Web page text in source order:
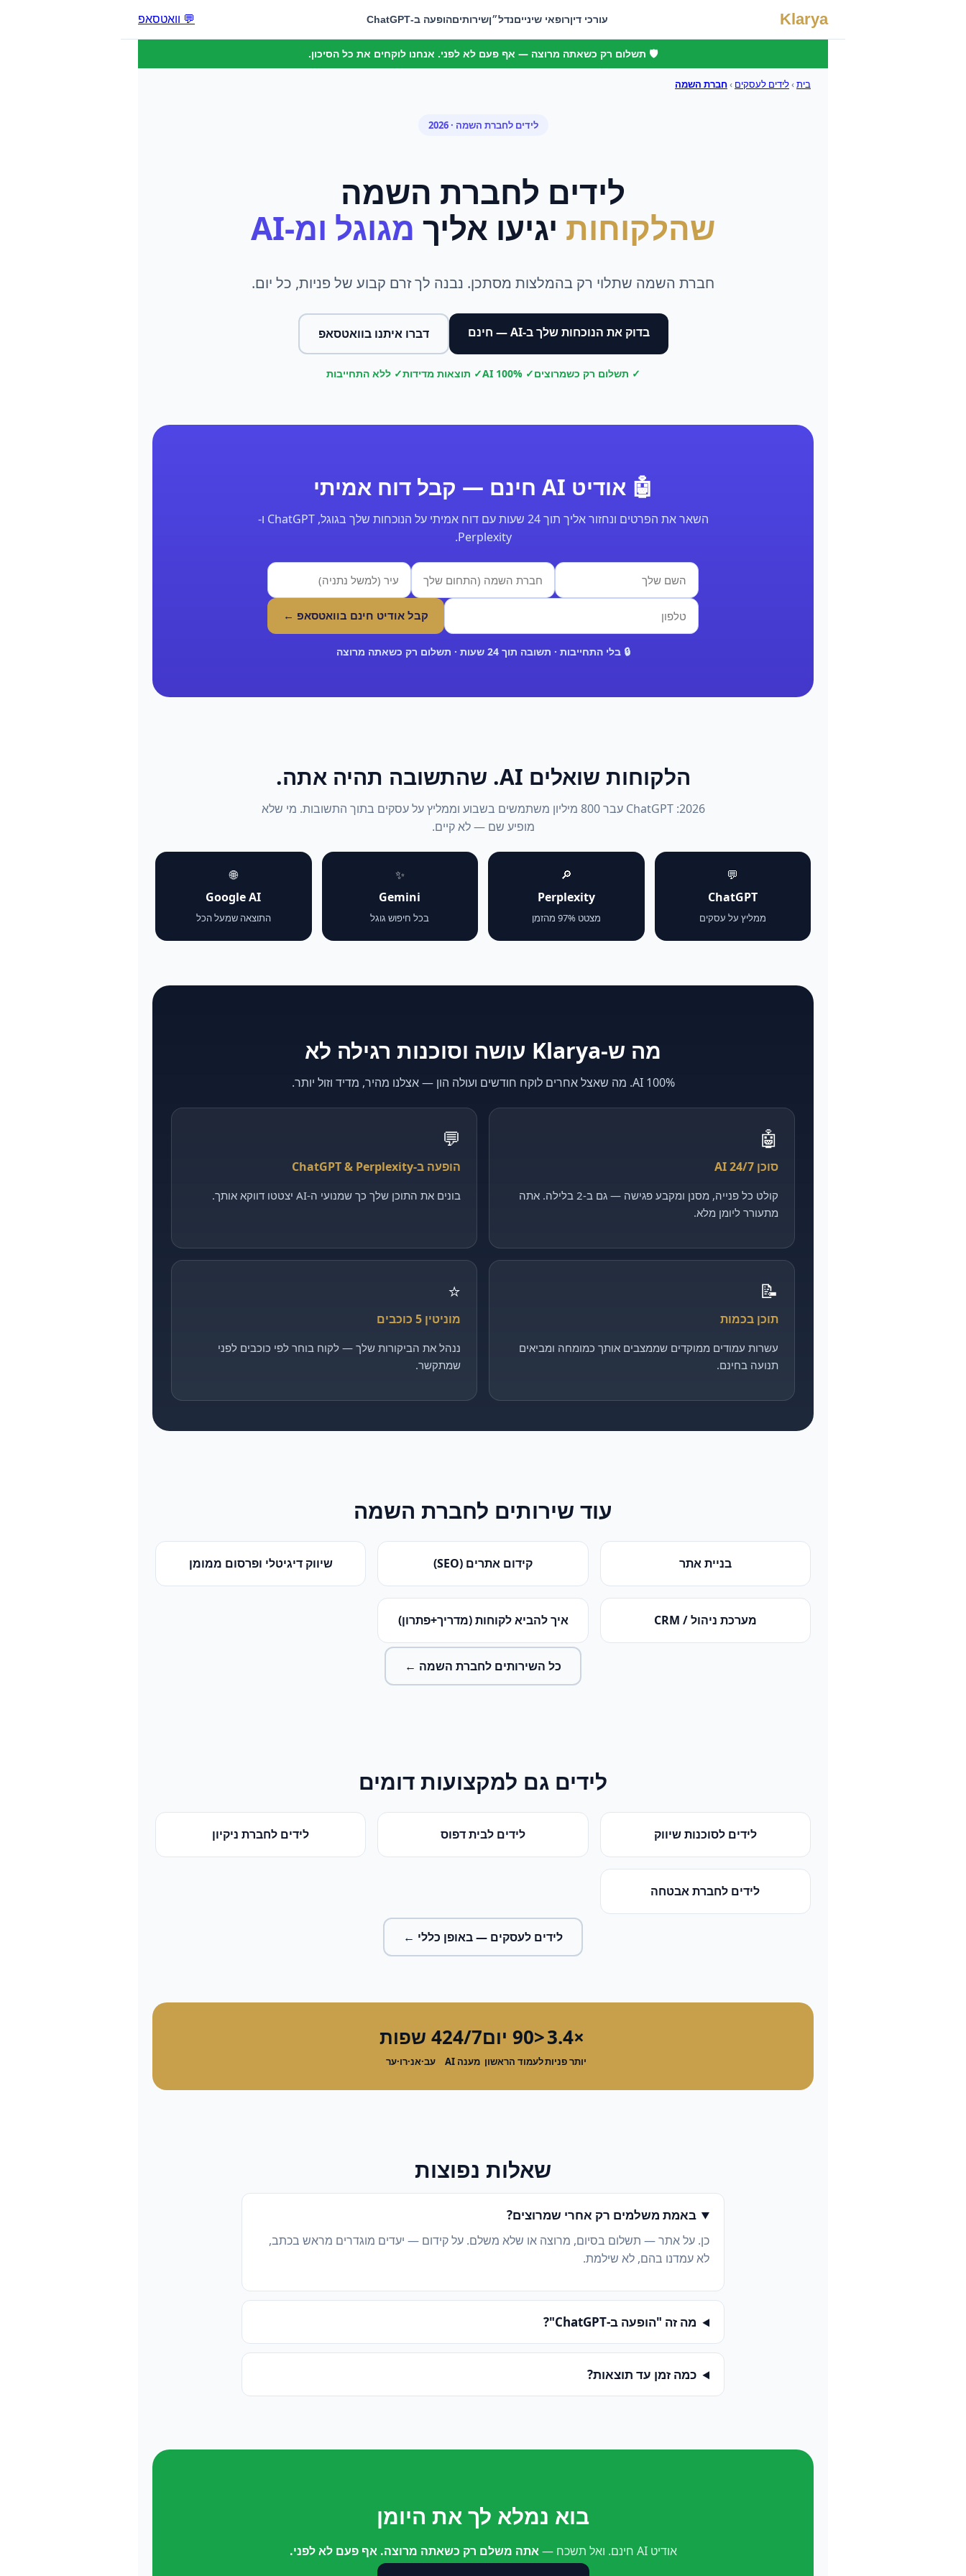
Klarya עורכי דיןרופאי שינייםנדל״ןשירותיםהופעה ב-ChatGPT 💬 וואטסאפ
🛡️ תשלום רק כשאתה מרוצה — אף פעם לא לפני. אנחנו לוקחים את כל הסיכון.
בית›לידים לעסקים › חברת השמה
לידים לחברת השמה · 2026
לידים לחברת השמה
שהלקוחות יגיעו אליך מגוגל ומ-AI
חברת השמה שתלוי רק בהמלצות מסתכן. נבנה לך זרם קבוע של פניות, כל יום.
בדוק את הנוכחות שלך ב-AI — חינם דברו איתנו בוואטסאפ
✓ תשלום רק כשמרוצים✓ 100% AI ✓ תוצאות מדידות✓ ללא התחייבות
🤖 אודיט AI חינם — קבל דוח אמיתי
השאר את הפרטים ונחזור אליך תוך 24 שעות עם דוח אמיתי על הנוכחות שלך בגוגל, ChatGPT ו-
Perplexity.
קבל אודיט חינם בוואטסאפ ←
🔒 בלי התחייבות · תשובה תוך 24 שעות · תשלום רק כשאתה מרוצה
הלקוחות שואלים AI. שהתשובה תהיה אתה.
2026: ChatGPT עבר 800 מיליון משתמשים בשבוע וממליץ על עסקים בתוך התשובות. מי שלא
מופיע שם — לא קיים.
💬
ChatGPT
ממליץ על עסקים
🔎
Perplexity
מצטט 97% מהזמן
✨
Gemini
בכל חיפוש גוגל
🌐
Google AI
התוצאה שמעל הכל
מה ש-Klarya עושה וסוכנות רגילה לא
100% AI. מה שאצל אחרים לוקח חודשים ועולה הון — אצלנו מהיר, מדיד וזול יותר.
🤖
סוכן AI 24/7
קולט כל פנייה, מסנן ומקבע פגישה — גם ב-2 בלילה. אתה
מתעורר ליומן מלא.
💬
הופעה ב-ChatGPT & Perplexity
בונים את התוכן שלך כך שמנועי ה-AI יצטטו דווקא אותך.
📝
תוכן בכמות
עשרות עמודים ממוקדים שממצבים אותך כמומחה ומביאים
תנועה בחינם.
⭐
מוניטין 5 כוכבים
ננהל את הביקורות שלך — לקוח בוחר לפי כוכבים לפני
שמתקשר.
עוד שירותים לחברת השמה
בניית אתר קידום אתרים (SEO) שיווק דיגיטלי ופרסום ממומן
מערכת ניהול / CRM איך להביא לקוחות (מדריך+פתרון)
כל השירותים לחברת השמה ←
לידים גם למקצועות דומים
לידים לסוכנות שיווק לידים לבית דפוס לידים לחברת ניקיון
לידים לחברת אבטחה
לידים לעסקים — באופן כללי ←
×3.4
יותר פניות
<90 יום
לעמוד הראשון
24/7
מענה AI
4 שפות
עב·אנ·רו·ער
שאלות נפוצות
באמת משלמים רק אחרי שמרוצים?
כן. על אתר — תשלום בסיום, מרוצה או שלא משלם. על קידום — יעדים מוגדרים מראש בכתב,
לא עמדנו בהם, לא שילמת.
מה זה "הופעה ב-ChatGPT"?
כמה זמן עד תוצאות?
בוא נמלא לך את היומן
אודיט AI חינם. ואל תשכח — אתה משלם רק כשאתה מרוצה. אף פעם לא לפני.